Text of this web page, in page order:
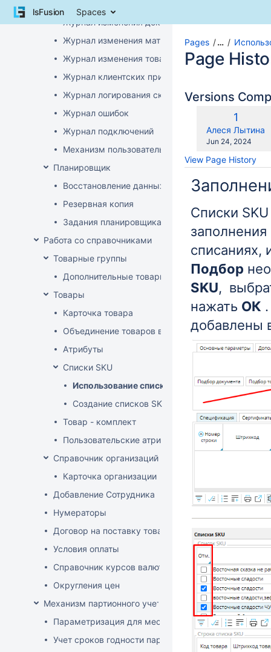
Skip
lsFusion Spaces
Журнал изменения документов
Журнал изменения матриц
Журнал изменения товаров
Журнал клиентских приложений
Журнал логирования сканирований штрихкодов
Журнал ошибок
Журнал подключений
Механизм пользовательского логирования
Планировщик
Восстановление данных
Резервная копия
Задания планировщика
Работа со справочниками
Товарные группы
Дополнительные товарные группы
Товары
Карточка товара
Объединение товаров в один (Слияние товаров)
Атрибуты
Списки SKU
Использование списков SKU
Создание списков SKU
Товар - комплект
Пользовательские атрибуты
Справочник организаций
Карточка организации
Добавление Сотрудника
Нумераторы
Договор на поставку товаров (форма)
Условия оплаты
Справочник курсов валют
Округления цен
Механизм партионного учета
Параметризация для места хранения механизма
Учет сроков годности партий
Pages …
Page
Versions
Old
Version
1
Алеся Лытина
Saved
Jun 24, 2024
View Page History
Списки
заполнения
списаниях,
Подбор
SKU,
нажать ОК
добавлены